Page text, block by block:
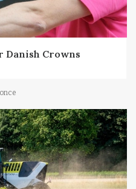
Danish Crowns